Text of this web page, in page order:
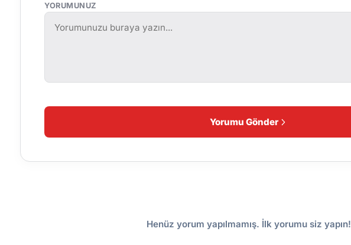
YORUMUNUZ
Yorumu Gönder
Henüz yorum yapılmamış. İlk yorumu siz yapın!